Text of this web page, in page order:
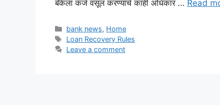
बँकेला कर्ज वसूल करण्याचे काही अधिकार … Read
Categories
bank news, Home
Tags
Loan Recovery Rules
Leave a comment